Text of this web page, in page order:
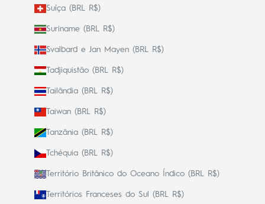
Suíça (BRL R$)
Suriname (BRL R$)
Svalbard e Jan Mayen (BRL R$)
Tadjiquistão (BRL R$)
Tailândia (BRL R$)
Taiwan (BRL R$)
Tanzânia (BRL R$)
Tchéquia (BRL R$)
Território Britânico do Oceano Índico (BRL R$)
Territórios Franceses do Sul (BRL R$)